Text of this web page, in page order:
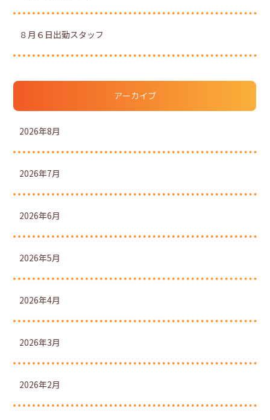
８月６日出勤スタッフ
アーカイブ
2026年8月
2026年7月
2026年6月
2026年5月
2026年4月
2026年3月
2026年2月